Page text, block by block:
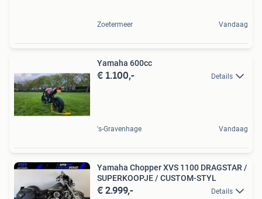
Zoetermeer Vandaag
Yamaha 600cc
€ 1.100,- Details
's-Gravenhage Vandaag
Yamaha Chopper XVS 1100 DRAGSTAR /
SUPERKOOPJE / CUSTOM-STYL
€ 2.999,- Details